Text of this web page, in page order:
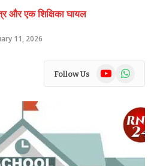
और एक शिक्षिका घायल
11, 2026
Follow Us YouTubeWhatsApp